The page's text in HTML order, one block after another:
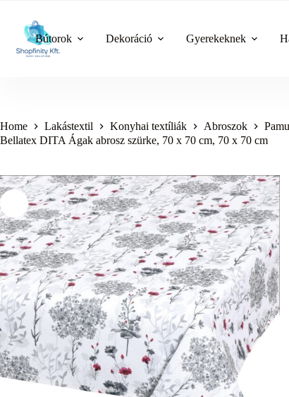
content
Bútorok Dekoráció Gyerekeknek
Home Lakástextil Konyhai textíliák Abroszok
Bellatex DITA Ágak abrosz szürke, 70 x 70 cm, 70 x 70 cm